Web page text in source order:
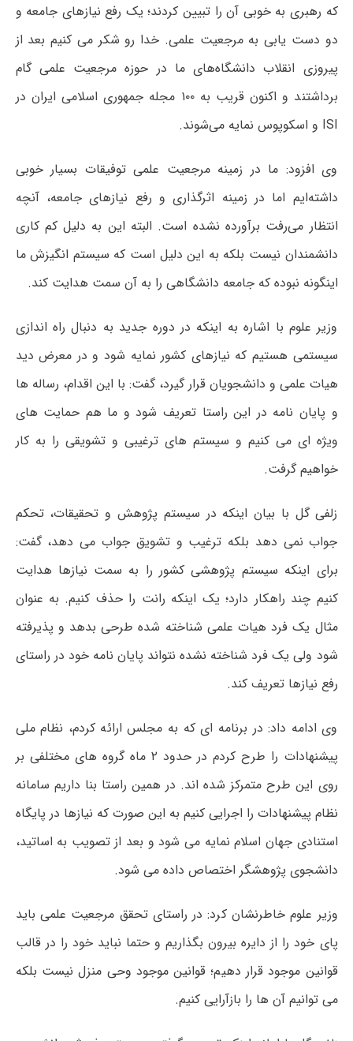
که رهبری به خوبی آن را تبیین کردند؛ یک رفع نیازهای جامعه و
دو دست یابی به مرجعیت علمی. خدا رو شکر می کنیم بعد از
پیروزی انقلاب دانشگاه‌های ما در حوزه مرجعیت علمی گام
برداشتند و اکنون قریب به ۱۰۰ مجله جمهوری اسلامی ایران در
ISI و اسکوپوس نمایه می‌شوند.
وی افزود: ما در زمینه مرجعیت علمی توفیقات بسیار خوبی
داشته‌ایم اما در زمینه اثرگذاری و رفع نیازهای جامعه، آنچه
انتظار می‌رفت برآورده نشده است. البته این به دلیل کم کاری
دانشمندان نیست بلکه به این دلیل است که سیستم انگیزش ما
اینگونه نبوده که جامعه دانشگاهی را به آن سمت هدایت کند.
وزیر علوم با اشاره به اینکه در دوره جدید به دنبال راه اندازی
سیستمی هستیم که نیازهای کشور نمایه شود و در معرض دید
هیات علمی و دانشجویان قرار گیرد، گفت: با این اقدام، رساله ها
و پایان نامه در این راستا تعریف شود و ما هم حمایت های
ویژه ای می کنیم و سیستم های ترغیبی و تشویقی را به کار
خواهیم گرفت.
زلفی گل با بیان اینکه در سیستم پژوهش و تحقیقات، تحکم‌
جواب نمی دهد بلکه ترغیب و تشویق جواب می دهد، گفت:
برای اینکه سیستم پژوهشی کشور را به سمت نیازها هدایت
کنیم چند راهکار دارد؛ یک اینکه رانت را حذف کنیم. به عنوان
مثال یک فرد هیات علمی شناخته شده طرحی بدهد و پذیرفته
شود ولی یک فرد شناخته نشده نتواند پایان نامه خود در راستای
رفع نیازها تعریف کند.
وی ادامه داد: در برنامه ای که به مجلس ارائه کردم، نظام ملی
پیشنهادات را طرح کردم در حدود ۲ ماه گروه های مختلفی بر
روی این طرح متمرکز شده اند. در همین راستا بنا داریم سامانه
نظام پیشنهادات را اجرایی کنیم به این صورت که نیازها در پایگاه
استنادی جهان اسلام نمایه می شود و بعد از تصویب به اساتید،
دانشجوی پژوهشگر اختصاص داده می شود.
وزیر علوم خاطرنشان کرد: در راستای تحقق مرجعیت علمی باید
پای خود را از دایره بیرون بگذاریم و حتما نباید خود را در قالب
قوانین موجود قرار دهیم؛ قوانین موجود وحی منزل نیست بلکه
می توانیم آن ها را بازآرایی کنیم.